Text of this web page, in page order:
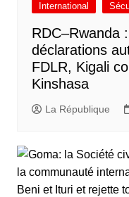
International
RDC–Rwanda
déclarations
FDLR, Kigali
Kinshasa
La République